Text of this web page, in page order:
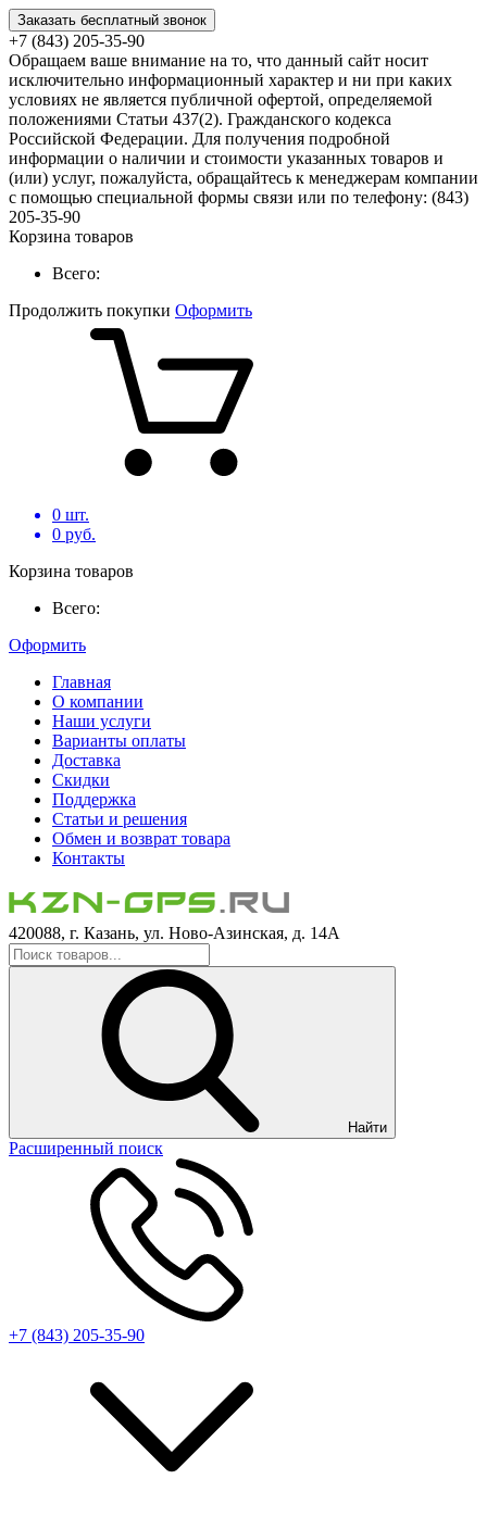
Заказать бесплатный звонок
+7 (843) 205-35-90
Обращаем ваше внимание на то, что данный сайт носит
исключительно информационный характер и ни при каких
условиях не является публичной офертой, определяемой
положениями Статьи 437(2). Гражданского кодекса
Российской Федерации. Для получения подробной
информации о наличии и стоимости указанных товаров и
(или) услуг, пожалуйста, обращайтесь к менеджерам компании
с помощью специальной формы связи или по телефону: (843)
205-35-90
Корзина товаров
Всего:
Продолжить покупки Оформить
0 шт.
0 руб.
Корзина товаров
Всего:
Оформить
Главная
О компании
Наши услуги
Варианты оплаты
Доставка
Скидки
Поддержка
Статьи и решения
Обмен и возврат товара
Контакты
420088, г. Казань, ул. Ново-Азинская, д. 14А
Найти
Расширенный поиск
+7 (843) 205-35-90